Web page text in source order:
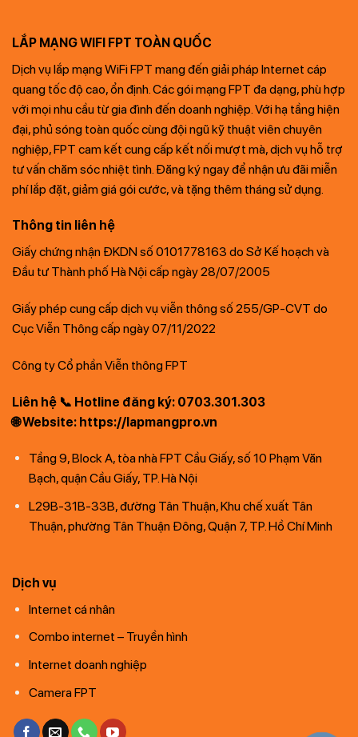
LẮP MẠNG WIFI FPT TOÀN QUỐC
Dịch vụ lắp mạng WiFi FPT mang đến giải pháp Internet cáp
quang tốc độ cao, ổn định. Các gói mạng FPT đa dạng, phù hợp
với mọi nhu cầu từ gia đình đến doanh nghiệp. Với hạ tầng hiện
đại, phủ sóng toàn quốc cùng đội ngũ kỹ thuật viên chuyên
nghiệp, FPT cam kết cung cấp kết nối mượt mà, dịch vụ hỗ trợ
tư vấn chăm sóc nhiệt tình. Đăng ký ngay để nhận ưu đãi miễn
phí lắp đặt, giảm giá gói cước, và tặng thêm tháng sử dụng.
Thông tin liên hệ
Giấy chứng nhận ĐKDN số 0101778163 do Sở Kế hoạch và
Đầu tư Thành phố Hà Nội cấp ngày 28/07/2005
Giấy phép cung cấp dịch vụ viễn thông số 255/GP-CVT do
Cục Viễn Thông cấp ngày 07/11/2022
Công ty Cổ phần Viễn thông FPT
Liên hệ 📞 Hotline đăng ký: 0703.301.303
🌐 Website: https://lapmangpro.vn
Tầng 9, Block A, tòa nhà FPT Cầu Giấy, số 10 Phạm Văn
Bạch, quận Cầu Giấy, TP. Hà Nội
L29B-31B-33B, đường Tân Thuận, Khu chế xuất Tân
Thuận, phường Tân Thuận Đông, Quận 7, TP. Hồ Chí Minh
Dịch vụ
Internet cá nhân
Combo internet – Truyền hình
Internet doanh nghiệp
Camera FPT